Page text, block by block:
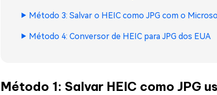
Método 3: Salvar o HEIC como JPG com o
Método 4: Conversor de HEIC para JPG dos EUA
Método 1: Salvar HEIC como JPG